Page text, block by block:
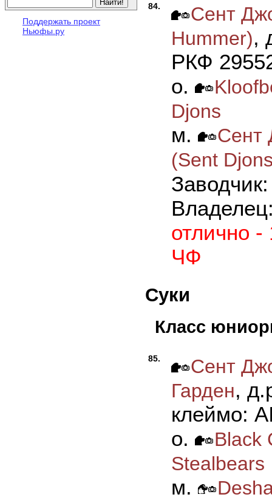
Поддержать проект
Ньюфы.ру
84.
Сент
Hummer),
РКФ
о.
Djons
м.
Сент
(Sent
отлично
ЧФ
Суки
Класс
85.
Сент
Гарден,
клеймо:
о.
Black
Stealbears
м.